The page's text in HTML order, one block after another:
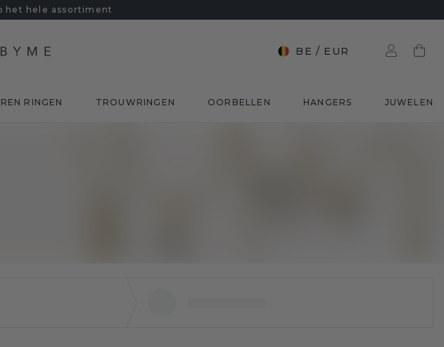
het hele assortiment
BE / EUR
RINGEN TROUWRINGEN OORBELLEN HANGERS JUWELEN